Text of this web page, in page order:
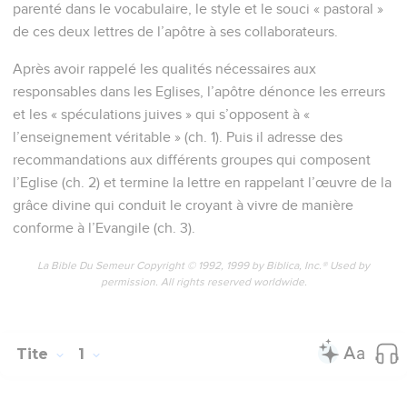
parenté dans le vocabulaire, le style et le souci « pastoral »
de ces deux lettres de l’apôtre à ses collaborateurs.
Après avoir rappelé les qualités nécessaires aux
responsables dans les Eglises, l’apôtre dénonce les erreurs
et les « spéculations juives » qui s’opposent à «
l’enseignement véritable » (ch. 1). Puis il adresse des
recommandations aux différents groupes qui composent
l’Eglise (ch. 2) et termine la lettre en rappelant l’œuvre de la
grâce divine qui conduit le croyant à vivre de manière
conforme à l’Evangile (ch. 3).
La Bible Du Semeur Copyright © 1992, 1999 by Biblica, Inc.® Used by
permission. All rights reserved worldwide.
Tite 1